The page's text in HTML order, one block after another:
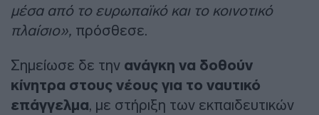
μέσα από το ευρωπαϊκό και το κοινοτικό
πλαίσιο», πρόσθεσε.
Σημείωσε δε την ανάγκη να δοθούν
κίνητρα στους νέους για το ναυτικό
επάγγελμα, με στήριξη των εκπαιδευτικών